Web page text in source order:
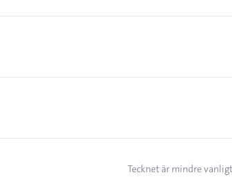
Tecknet är mindre vanligt